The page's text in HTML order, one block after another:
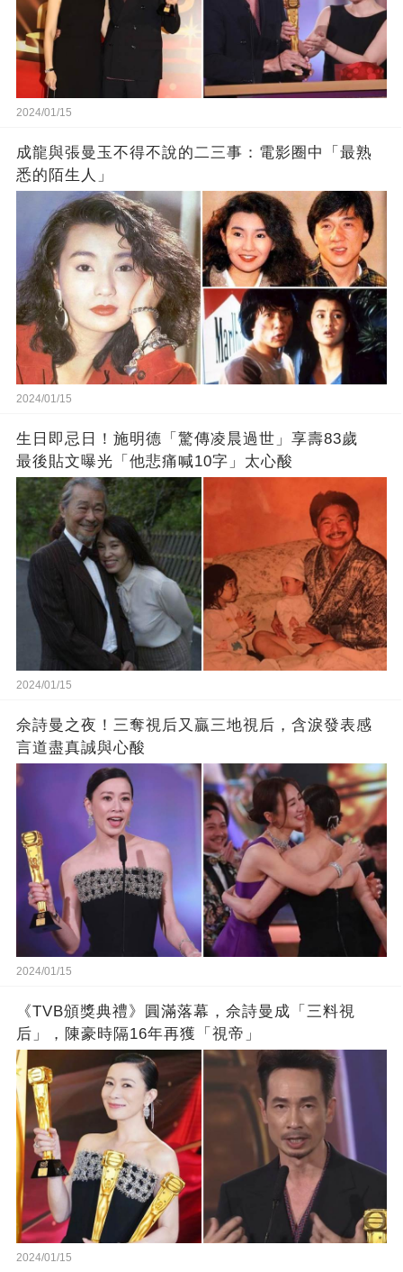
2024/01/15
成龍與張曼玉不得不說的二三事：電影圈中「最熟
悉的陌生人」
2024/01/15
生日即忌日！施明德「驚傳凌晨過世」享壽83歲
最後貼文曝光「他悲痛喊10字」太心酸
2024/01/15
佘詩曼之夜！三奪視后又贏三地視后，含淚發表感
言道盡真誠與心酸
2024/01/15
《TVB頒獎典禮》圓滿落幕，佘詩曼成「三料視
后」，陳豪時隔16年再獲「視帝」
2024/01/15